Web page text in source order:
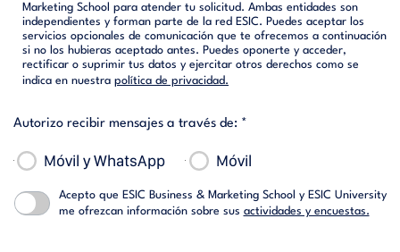
Marketing School para atender tu solicitud. Ambas entidades son
independientes y forman parte de la red ESIC. Puedes aceptar los
servicios opcionales de comunicación que te ofrecemos a continuación
si no los hubieras aceptado antes. Puedes oponerte y acceder,
rectificar o suprimir tus datos y ejercitar otros derechos como se
indica en nuestra política de privacidad.
Autorizo recibir mensajes a través de: *
Móvil y WhatsApp Móvil
Acepto que ESIC Business & Marketing School y ESIC University
me ofrezcan información sobre sus actividades y encuestas.